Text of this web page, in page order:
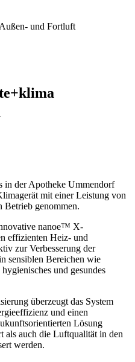
und Fortluft
in der Apotheke Ummendorf
mit einer Leistung von
genommen.
nanoe™ X-
effizienten Heiz- und
zur Verbesserung der
sensiblen Bereichen wie
und gesundes
überzeugt das System
und einen
Lösung
als auch die Luftqualität in den
werden.